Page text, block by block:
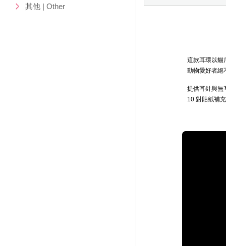
其他 | Other
這款耳環以貓
動物愛好者絕
提供耳針與無
10 對貼紙補